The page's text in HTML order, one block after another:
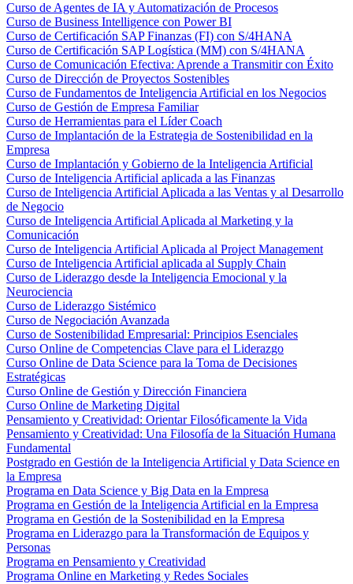
Curso de Agentes de IA y Automatización de Procesos
Curso de Business Intelligence con Power BI
Curso de Certificación SAP Finanzas (FI) con S/4HANA
Curso de Certificación SAP Logística (MM) con S/4HANA
Curso de Comunicación Efectiva: Aprende a Transmitir con Éxito
Curso de Dirección de Proyectos Sostenibles
Curso de Fundamentos de Inteligencia Artificial en los Negocios
Curso de Gestión de Empresa Familiar
Curso de Herramientas para el Líder Coach
Curso de Implantación de la Estrategia de Sostenibilidad en la
Empresa
Curso de Implantación y Gobierno de la Inteligencia Artificial
Curso de Inteligencia Artificial aplicada a las Finanzas
Curso de Inteligencia Artificial Aplicada a las Ventas y al Desarrollo
de Negocio
Curso de Inteligencia Artificial Aplicada al Marketing y la
Comunicación
Curso de Inteligencia Artificial Aplicada al Project Management
Curso de Inteligencia Artificial aplicada al Supply Chain
Curso de Liderazgo desde la Inteligencia Emocional y la
Neurociencia
Curso de Liderazgo Sistémico
Curso de Negociación Avanzada
Curso de Sostenibilidad Empresarial: Principios Esenciales
Curso Online de Competencias Clave para el Liderazgo
Curso Online de Data Science para la Toma de Decisiones
Estratégicas
Curso Online de Gestión y Dirección Financiera
Curso Online de Marketing Digital
Pensamiento y Creatividad: Orientar Filosóficamente la Vida
Pensamiento y Creatividad: Una Filosofía de la Situación Humana
Fundamental
Postgrado en Gestión de la Inteligencia Artificial y Data Science en
la Empresa
Programa en Data Science y Big Data en la Empresa
Programa en Gestión de la Inteligencia Artificial en la Empresa
Programa en Gestión de la Sostenibilidad en la Empresa
Programa en Liderazgo para la Transformación de Equipos y
Personas
Programa en Pensamiento y Creatividad
Programa Online en Marketing y Redes Sociales